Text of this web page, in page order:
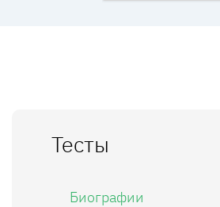
Тесты
Биографии